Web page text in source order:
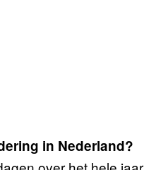
in Nederland?